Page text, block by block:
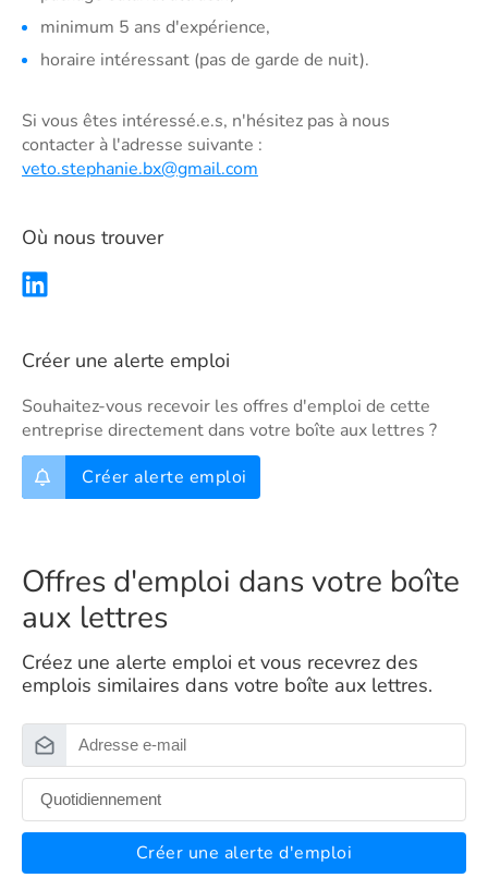
minimum 5 ans d'expérience,
horaire intéressant (pas de garde de nuit).
Si vous êtes intéressé.e.s, n'hésitez pas à nous
contacter à l'adresse suivante :
veto.stephanie.bx@gmail.com
Où nous trouver
Créer une alerte emploi
Souhaitez-vous recevoir les offres d'emploi de cette
entreprise directement dans votre boîte aux lettres ?
Créer alerte emploi
Offres d'emploi dans votre boîte
aux lettres
Créez une alerte emploi et vous recevrez des
emplois similaires dans votre boîte aux lettres.
Créer une alerte d'emploi